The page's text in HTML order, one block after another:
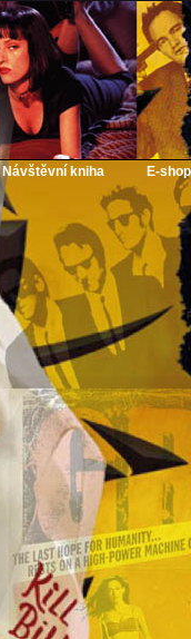
Návštěvní kniha
E-shop